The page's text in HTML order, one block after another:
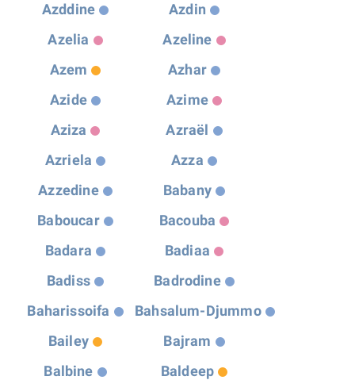
Azddine
Azdin
Azelia
Azeline
Azem
Azhar
Azide
Azime
Aziza
Azraël
Azriela
Azza
Azzedine
Babany
Baboucar
Bacouba
Badara
Badiaa
Badiss
Badrodine
Baharissoifa
Bahsalum-Djummo
Bailey
Bajram
Balbine
Baldeep